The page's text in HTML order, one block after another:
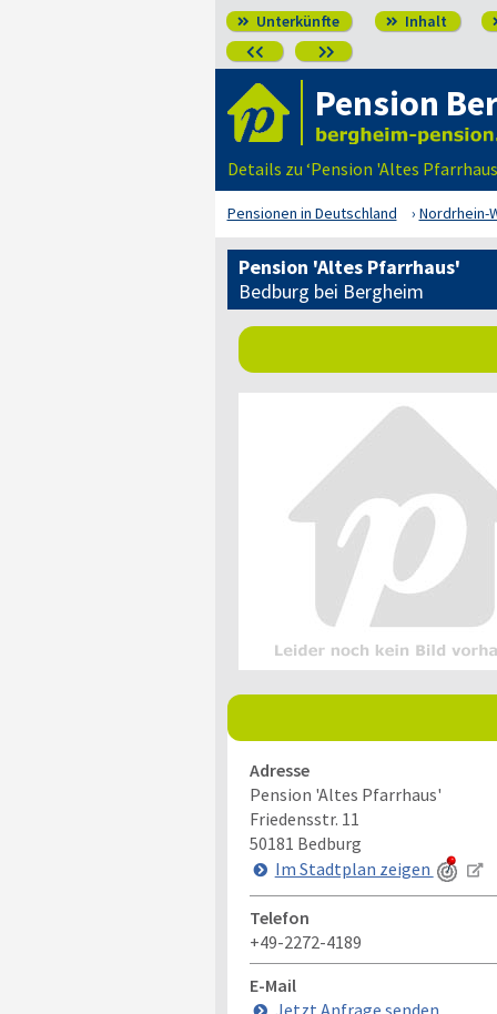
 Unterkünfte  Inhalt
 
Pension
Details zu ‘Pension 'Altes
Pensionen in Deutschland Nordrhein-
Pension 'Altes Pfarrhaus'
Bedburg bei Bergheim
Adresse
Pension 'Altes Pfarrhaus'
Friedensstr. 11
50181 Bedburg
Im Stadtplan zeigen
Telefon
+49-2272-4189
E-Mail
Jetzt Anfrage senden